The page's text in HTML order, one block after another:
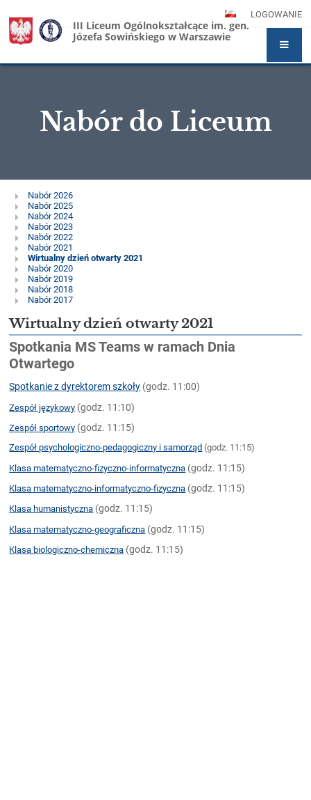
LOGOWANIE
III Liceum Ogólnokształcące im. gen.
Józefa Sowińskiego w Warszawie
Nabór do Liceum
Nabór
do
Liceum
Nabór 2026
Nabór 2025
Nabór 2024
Nabór 2023
Nabór 2022
Nabór 2021
Wirtualny dzień otwarty 2021
Nabór 2020
Nabór 2019
Nabór 2018
Nabór 2017
Wirtualny dzień otwarty 2021
Spotkania MS Teams w ramach Dnia
Otwartego
Spotkanie z dyrektorem szkoły (godz. 11:00)
Zespół językowy (godz. 11:10)
Zespół sportowy (godz. 11:15)
Zespół psychologiczno-pedagogiczny i samorząd (godz. 11:15)
Klasa matematyczno-fizyczno-informatyczna (godz. 11:15)
Klasa matematyczno-informatyczno-fizyczna (godz. 11:15)
Klasa humanistyczna (godz. 11:15)
Klasa matematyczno-geograficzna (godz. 11:15)
Klasa biologiczno-chemiczna (godz. 11:15)